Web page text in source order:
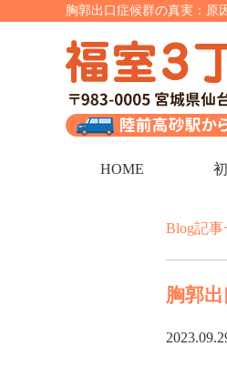
胸郭出口症候群の真実：原
HOME
Blog記事
胸郭